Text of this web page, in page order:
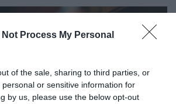
Not Process My Personal
of the sale, sharing to third parties, or
or sensitive information for
by us, please use the below opt-out